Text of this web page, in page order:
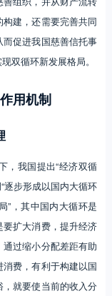
建，还需要完善共同
促进我国慈善信托事
双循环新发展格局。
用机制
，我国提出“经济双循
逐步形成以国内大循环
”，其中国内大循环是
扩大消费，提升经济
过缩小分配差距有助
费，有利于构建以国
就要使当前的收入分